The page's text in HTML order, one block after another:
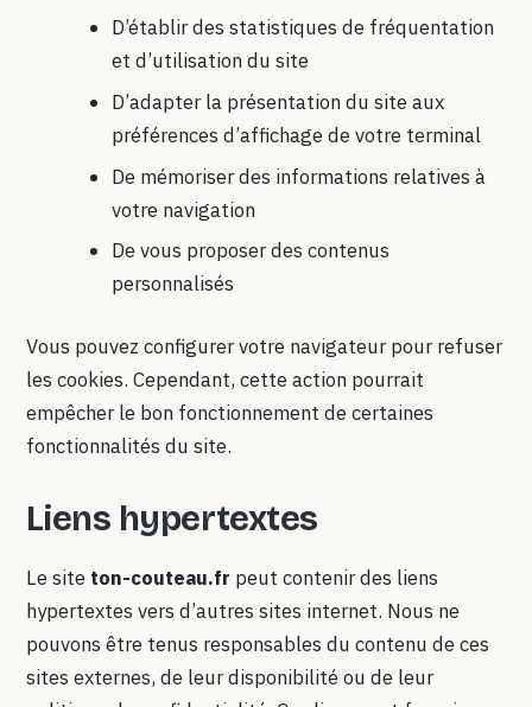
D’établir des statistiques de fréquentation
et d’utilisation du site
D’adapter la présentation du site aux
préférences d’affichage de votre terminal
De mémoriser des informations relatives à
votre navigation
De vous proposer des contenus
personnalisés
Vous pouvez configurer votre navigateur pour refuser
les cookies. Cependant, cette action pourrait
empêcher le bon fonctionnement de certaines
fonctionnalités du site.
Liens hypertextes
Le site ton-couteau.fr peut contenir des liens
hypertextes vers d’autres sites internet. Nous ne
pouvons être tenus responsables du contenu de ces
sites externes, de leur disponibilité ou de leur